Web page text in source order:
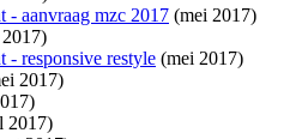
- aanvraag mzc 2017 (mei 2017)
- responsive restyle (mei 2017)
2017)
2017)